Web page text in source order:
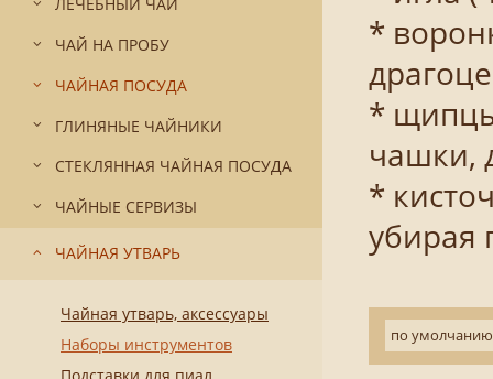
ЧАЙ НА ПРОБУ
ЧАЙНАЯ ПОСУДА
ГЛИНЯНЫЕ ЧАЙНИКИ
СТЕКЛЯННАЯ ЧАЙНАЯ ПОСУДА
ЧАЙНЫЕ СЕРВИЗЫ
ЧАЙНАЯ УТВАРЬ
Чайная утварь, аксессуары
Наборы инструментов
Подставки для пиал
*
* щипцы
чашки,
*
убирая
по умолчанию